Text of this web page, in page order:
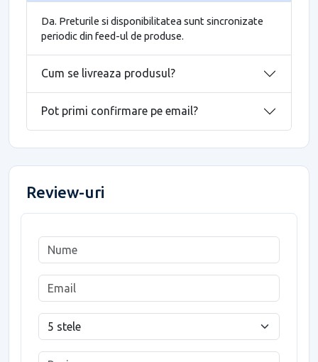
Da. Preturile si disponibilitatea sunt sincronizate
periodic din feed-ul de produse.
Cum se livreaza produsul?
Pot primi confirmare pe email?
Review-uri